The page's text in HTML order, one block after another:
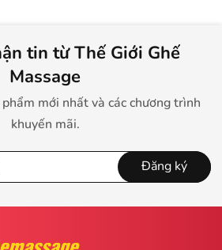
tin từ Thế Giới Ghế
Massage
mới nhất và các chương trình
khuyến mãi.
Đăng ký